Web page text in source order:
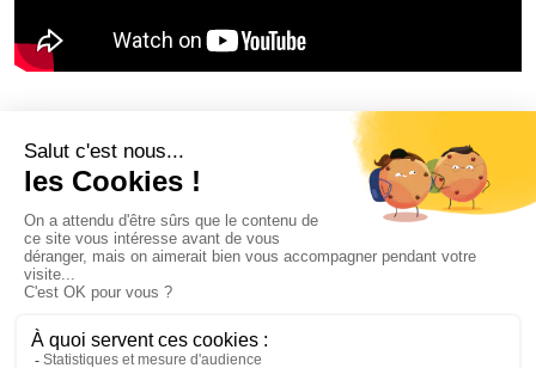
Partager sur Copier le lien
#Onsengage #Relationsecoles